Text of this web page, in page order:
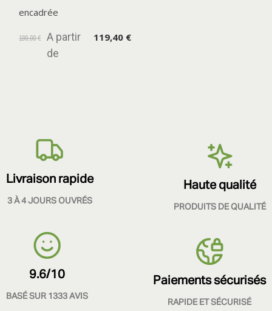
encadrée
199,00 €
A partir
de
119,40 €
Livraison rapide
3 À 4 JOURS OUVRÉS
Haute qualité
PRODUITS DE QUALITÉ
9.6/10
BASÉ SUR 1333 AVIS
Paiements sécurisés
RAPIDE ET SÉCURISÉ